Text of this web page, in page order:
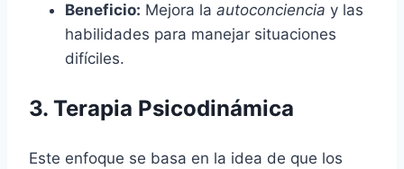
Beneficio: Mejora la autoconciencia y las
habilidades para manejar situaciones
difíciles.
3. Terapia Psicodinámica
Este enfoque se basa en la idea de que los